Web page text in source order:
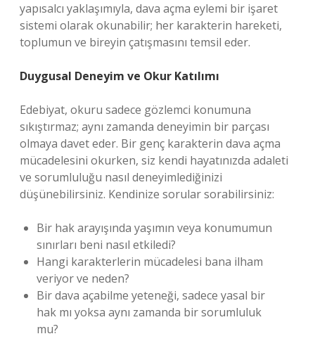
yapısalcı yaklaşımıyla, dava açma eylemi bir işaret
sistemi olarak okunabilir; her karakterin hareketi,
toplumun ve bireyin çatışmasını temsil eder.
Duygusal Deneyim ve Okur Katılımı
Edebiyat, okuru sadece gözlemci konumuna
sıkıştırmaz; aynı zamanda deneyimin bir parçası
olmaya davet eder. Bir genç karakterin dava açma
mücadelesini okurken, siz kendi hayatınızda adaleti
ve sorumluluğu nasıl deneyimlediğinizi
düşünebilirsiniz. Kendinize sorular sorabilirsiniz:
Bir hak arayışında yaşımın veya konumumun
sınırları beni nasıl etkiledi?
Hangi karakterlerin mücadelesi bana ilham
veriyor ve neden?
Bir dava açabilme yeteneği, sadece yasal bir
hak mı yoksa aynı zamanda bir sorumluluk
mu?